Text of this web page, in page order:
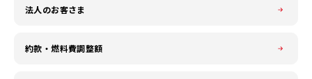
法人のお客さま
約款・燃料費調整額